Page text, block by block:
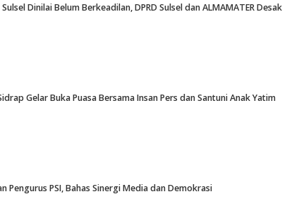
Dinilai Belum Berkeadilan, DPRD Sulsel dan ALMAMATER Desak
Gelar Buka Puasa Bersama Insan Pers dan Santuni Anak Yatim
Pengurus PSI, Bahas Sinergi Media dan Demokrasi